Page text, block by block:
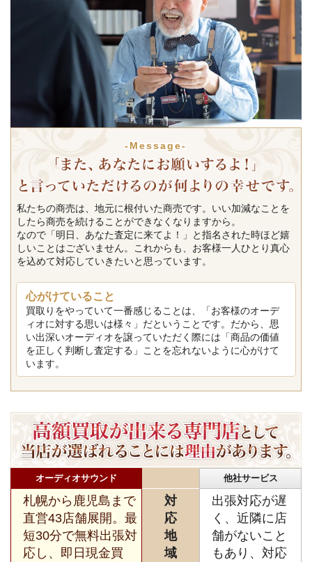
-Message-
私たちの商売は、地元に根付いた商売です。いい加減なことを
したら商売を続けることができなくなりますから。
なので「明日、あなた査定に来てよ！」と指名された時ほど嬉
しいことはございません。これからも、お客様一人ひとり真心
を込めて対応していきたいと思っています。
心がけていること
買取りをやっていて一番感じることは、「お客様のオーデ
ィオに対する思いは様々」だということです。だから、思
い出深いオーディオを譲っていただく際には「商品の価値
を正しく判断し査定する」ことを忘れないように心がけて
います。
オーディオサウンド 他社サービス
札幌から鹿児島まで
直営43店舗展開。最
短30分で無料出張対
応し、即日現金買
対
応
地
域
出張対応が遅
く、近隣に店
舗がないこと
もあり、対応